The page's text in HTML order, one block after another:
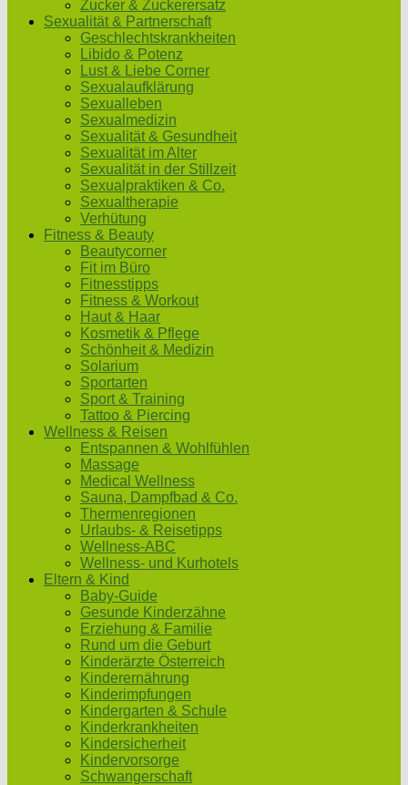
Zucker & Zuckerersatz
Sexualität & Partnerschaft
Geschlechtskrankheiten
Libido & Potenz
Lust & Liebe Corner
Sexualaufklärung
Sexualleben
Sexualmedizin
Sexualität & Gesundheit
Sexualität im Alter
Sexualität in der Stillzeit
Sexualpraktiken & Co.
Sexualtherapie
Verhütung
Fitness & Beauty
Beautycorner
Fit im Büro
Fitnesstipps
Fitness & Workout
Haut & Haar
Kosmetik & Pflege
Schönheit & Medizin
Solarium
Sportarten
Sport & Training
Tattoo & Piercing
Wellness & Reisen
Entspannen & Wohlfühlen
Massage
Medical Wellness
Sauna, Dampfbad & Co.
Thermenregionen
Urlaubs- & Reisetipps
Wellness-ABC
Wellness- und Kurhotels
Eltern & Kind
Baby-Guide
Gesunde Kinderzähne
Erziehung & Familie
Rund um die Geburt
Kinderärzte Österreich
Kinderernährung
Kinderimpfungen
Kindergarten & Schule
Kinderkrankheiten
Kindersicherheit
Kindervorsorge
Schwangerschaft